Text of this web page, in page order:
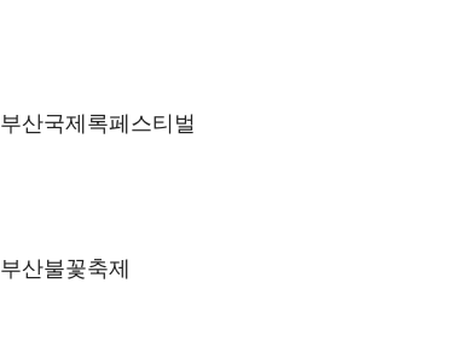
부산국제록페스티벌
부산불꽃축제